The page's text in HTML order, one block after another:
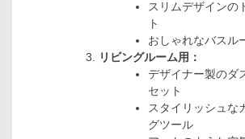
スリムデザインの
ト
おしゃれなバスル
リビングルーム用：
デザイナー製のダ
セット
スタイリッシュな
グツール